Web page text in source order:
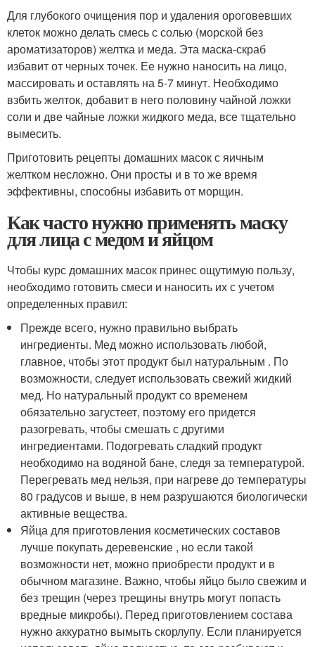
Для глубокого очищения пор и удаления ороговевших
клеток можно делать смесь с солью (морской без
ароматизаторов) желтка и меда. Эта маска-скраб
избавит от черных точек. Ее нужно наносить на лицо,
массировать и оставлять на 5-7 минут. Необходимо
взбить желток, добавит в него половину чайной ложки
соли и две чайные ложки жидкого меда, все тщательно
вымесить.
Приготовить рецепты домашних масок с яичным
желтком несложно. Они просты и в то же время
эффективны, способны избавить от морщин.
Как часто нужно применять маску
для лица с медом и яйцом
Чтобы курс домашних масок принес ощутимую пользу,
необходимо готовить смеси и наносить их с учетом
определенных правил:
Прежде всего, нужно правильно выбрать
ингредиенты. Мед можно использовать любой,
главное, чтобы этот продукт был натуральным . По
возможности, следует использовать свежий жидкий
мед. Но натуральный продукт со временем
обязательно загустеет, поэтому его придется
разогревать, чтобы смешать с другими
ингредиентами. Подогревать сладкий продукт
необходимо на водяной бане, следя за температурой.
Перегревать мед нельзя, при нагреве до температуры
80 градусов и выше, в нем разрушаются биологически
активные вещества.
Яйца для приготовления косметических составов
лучше покупать деревенские , но если такой
возможности нет, можно приобрести продукт и в
обычном магазине. Важно, чтобы яйцо было свежим и
без трещин (через трещины внутрь могут попасть
вредные микробы). Перед приготовлением состава
нужно аккуратно вымыть скорлупу. Если планируется